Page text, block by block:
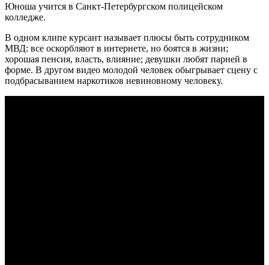
Юноша учится в Санкт-Петербургском полицейском
колледже.
В одном клипе курсант называет плюсы быть сотрудником
МВД: все оскорбляют в интернете, но боятся в жизни;
хорошая пенсия, власть, влияние; девушки любят парней в
форме. В другом видео молодой человек обыгрывает сцену с
подбрасыванием наркотиков невиновному человеку.